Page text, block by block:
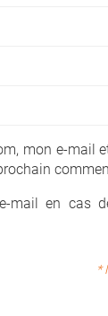
mon e-mail
mail en cas
*